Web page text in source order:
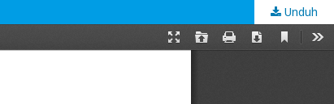
Unduh